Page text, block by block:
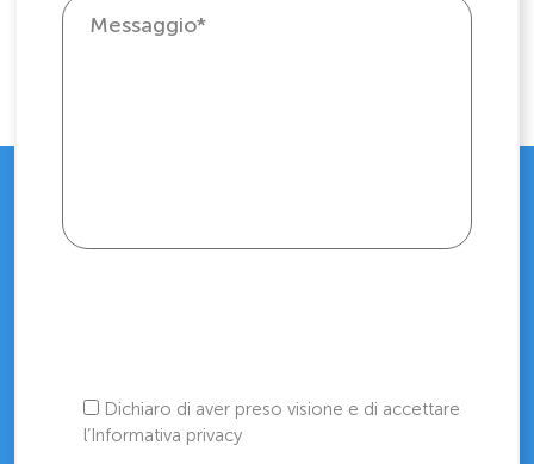
Dichiaro di aver preso visione e di accettare
l’Informativa privacy